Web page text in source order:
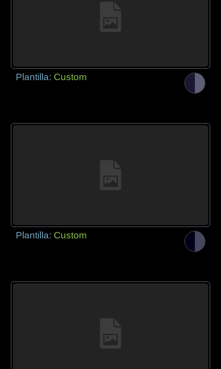
Plantilla: Custom
Plantilla: Custom